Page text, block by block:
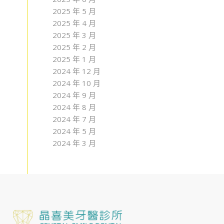
2025 年 5 月
2025 年 4 月
2025 年 3 月
2025 年 2 月
2025 年 1 月
2024 年 12 月
2024 年 10 月
2024 年 9 月
2024 年 8 月
2024 年 7 月
2024 年 5 月
2024 年 3 月